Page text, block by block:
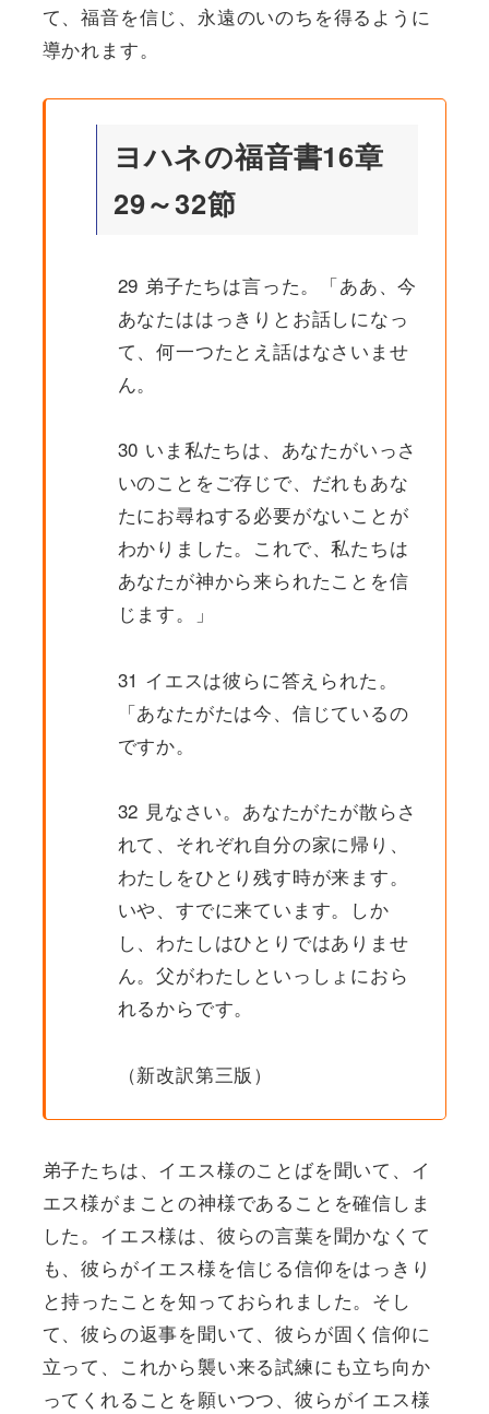
て、福音を信じ、永遠のいのちを得るように
導かれます。
ヨハネの福音書16章
29～32節
29 弟子たちは言った。「ああ、今
あなたははっきりとお話しになっ
て、何一つたとえ話はなさいませ
ん。
30 いま私たちは、あなたがいっさ
いのことをご存じで、だれもあな
たにお尋ねする必要がないことが
わかりました。これで、私たちは
あなたが神から来られたことを信
じます。」
31 イエスは彼らに答えられた。
「あなたがたは今、信じているの
ですか。
32 見なさい。あなたがたが散らさ
れて、それぞれ自分の家に帰り、
わたしをひとり残す時が来ます。
いや、すでに来ています。しか
し、わたしはひとりではありませ
ん。父がわたしといっしょにおら
れるからです。
（新改訳第三版）
弟子たちは、イエス様のことばを聞いて、イ
エス様がまことの神様であることを確信しま
した。イエス様は、彼らの言葉を聞かなくて
も、彼らがイエス様を信じる信仰をはっきり
と持ったことを知っておられました。そし
て、彼らの返事を聞いて、彼らが固く信仰に
立って、これから襲い来る試練にも立ち向か
ってくれることを願いつつ、彼らがイエス様